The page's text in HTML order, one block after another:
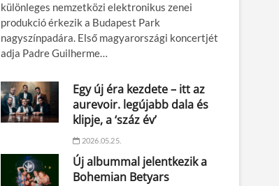
különleges nemzetközi elektronikus zenei
produkció érkezik a Budapest Park
nagyszínpadára. Első magyarországi koncertjét
adja Padre Guilherme…
Egy új éra kezdete – itt az
aurevoir. legújabb dala és
klipje, a ‘száz év’
2026.05.25.
Új albummal jelentkezik a
Bohemian Betyars